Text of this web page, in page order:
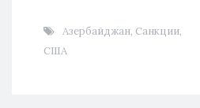
Азербайджан, Санкции,
США